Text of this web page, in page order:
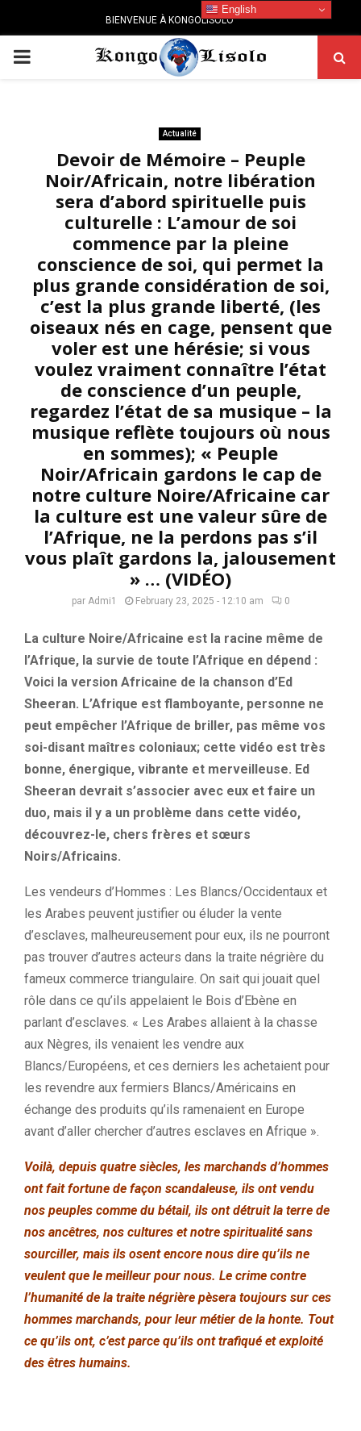
BIENVENUE À KONGOLISOLO
PRIMARY
Actualité
Devoir de Mémoire – Peuple
Noir/Africain, notre libération
sera d’abord spirituelle puis
culturelle : L’amour de soi
commence par la pleine
conscience de soi, qui permet la
plus grande considération de soi,
c’est la plus grande liberté, (les
oiseaux nés en cage, pensent que
voler est une hérésie; si vous
voulez vraiment connaître l’état
de conscience d’un peuple,
regardez l’état de sa musique – la
musique reflète toujours où nous
en sommes); « Peuple
Noir/Africain gardons le cap de
notre culture Noire/Africaine car
la culture est une valeur sûre de
l’Afrique, ne la perdons pas s’il
vous plaît gardons la, jalousement
» … (VIDÉO)
par Admi1 February 23, 2025 - 12:10 am 0
La culture Noire/Africaine est la racine même de
l’Afrique, la survie de toute l’Afrique en dépend :
Voici la version Africaine de la chanson d’Ed
Sheeran. L’Afrique est flamboyante, personne ne
peut empêcher l’Afrique de briller, pas même vos
soi-disant maîtres coloniaux; cette vidéo est très
bonne, énergique, vibrante et merveilleuse. Ed
Sheeran devrait s’associer avec eux et faire un
duo, mais il y a un problème dans cette vidéo,
découvrez-le, chers frères et sœurs
Noirs/Africains.
Les vendeurs d’Hommes : Les Blancs/Occidentaux et
les Arabes peuvent justifier ou éluder la vente
d’esclaves, malheureusement pour eux, ils ne pourront
pas trouver d’autres acteurs dans la traite négrière du
fameux commerce triangulaire. On sait qui jouait quel
rôle dans ce qu’ils appelaient le Bois d’Ebène en
parlant d’esclaves. « Les Arabes allaient à la chasse
aux Nègres, ils venaient les vendre aux
Blancs/Européens, et ces derniers les achetaient pour
les revendre aux fermiers Blancs/Américains en
échange des produits qu’ils ramenaient en Europe
avant d’aller chercher d’autres esclaves en Afrique ».
Voilà, depuis quatre siècles, les marchands d’hommes
ont fait fortune de façon scandaleuse, ils ont vendu
nos peuples comme du bétail, ils ont détruit la terre de
nos ancêtres, nos cultures et notre spiritualité sans
sourciller, mais ils osent encore nous dire qu’ils ne
veulent que le meilleur pour nous. Le crime contre
l’humanité de la traite négrière pèsera toujours sur ces
hommes marchands, pour leur métier de la honte. Tout
ce qu’ils ont, c’est parce qu’ils ont trafiqué et exploité
des êtres humains.
English